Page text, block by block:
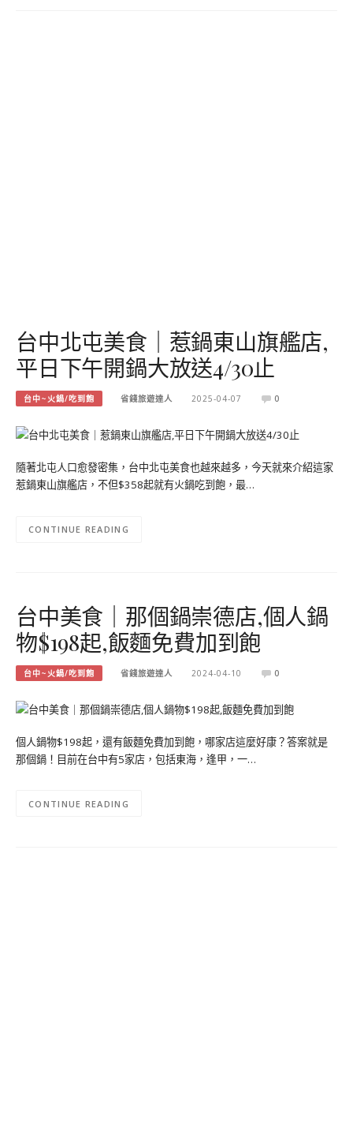
台中北屯美食｜惹鍋東山旗艦店,
平日下午開鍋大放送4/30止
台中~火鍋/吃到飽 省錢旅遊達人 2025-04-07 0
隨著北屯人口愈發密集，台中北屯美食也越來越多，今天就來介紹這家
惹鍋東山旗艦店，不但$358起就有火鍋吃到飽，最…
CONTINUE READING
台中美食｜那個鍋崇德店,個人鍋
物$198起,飯麵免費加到飽
台中~火鍋/吃到飽 省錢旅遊達人 2024-04-10 0
個人鍋物$198起，還有飯麵免費加到飽，哪家店這麼好康？答案就是
那個鍋！目前在台中有5家店，包括東海，逢甲，一…
CONTINUE READING